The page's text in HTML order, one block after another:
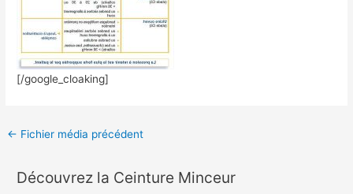
[/google_cloaking]
← Fichier média précédent
Découvrez la Ceinture Minceur